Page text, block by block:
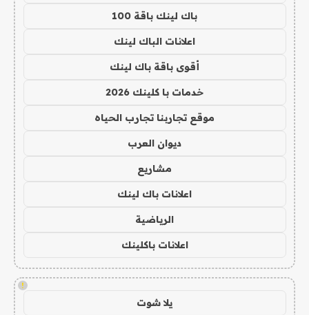
باك لينك باقة 100
اعلانات الباك لينك
أقوى باقة باك لينك
خدمات با كلينك 2026
موقع تجاربنا تجارب الحياه
ديوان العرب
مشاريع
اعلانات باك لينك
الرياضية
اعلانات باكلينك
!
يلا شوت